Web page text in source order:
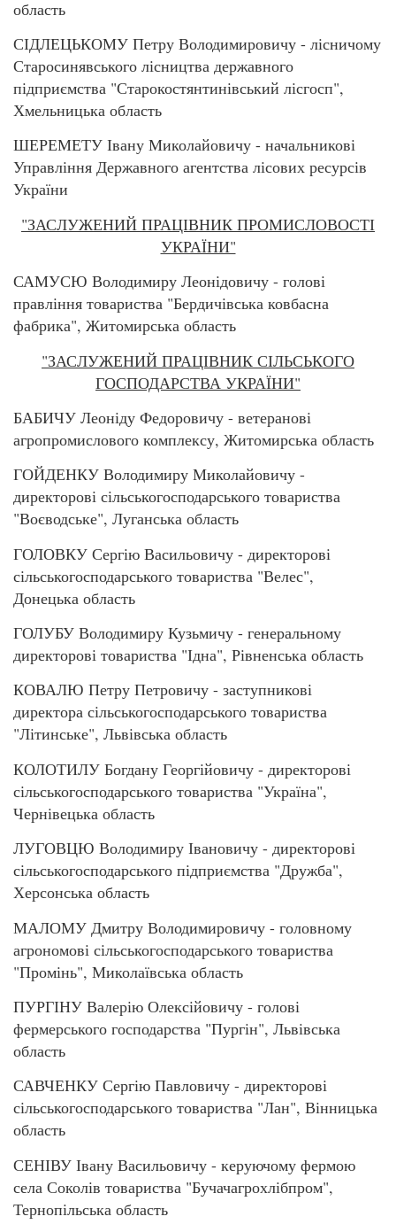
область
СІДЛЕЦЬКОМУ Петру Володимировичу - лісничому
Старосинявського лісництва державного
підприємства "Старокостянтинівський лісгосп",
Хмельницька область
ШЕРЕМЕТУ Івану Миколайовичу - начальникові
Управління Державного агентства лісових ресурсів
України
"ЗАСЛУЖЕНИЙ ПРАЦІВНИК ПРОМИСЛОВОСТІ
УКРАЇНИ"
САМУСЮ Володимиру Леонідовичу - голові
правління товариства "Бердичівська ковбасна
фабрика", Житомирська область
"ЗАСЛУЖЕНИЙ ПРАЦІВНИК СІЛЬСЬКОГО
ГОСПОДАРСТВА УКРАЇНИ"
БАБИЧУ Леоніду Федоровичу - ветеранові
агропромислового комплексу, Житомирська область
ГОЙДЕНКУ Володимиру Миколайовичу -
директорові сільськогосподарського товариства
"Воєводське", Луганська область
ГОЛОВКУ Сергію Васильовичу - директорові
сільськогосподарського товариства "Велес",
Донецька область
ГОЛУБУ Володимиру Кузьмичу - генеральному
директорові товариства "Ідна", Рівненська область
КОВАЛЮ Петру Петровичу - заступникові
директора сільськогосподарського товариства
"Літинське", Львівська область
КОЛОТИЛУ Богдану Георгійовичу - директорові
сільськогосподарського товариства "Україна",
Чернівецька область
ЛУГОВЦЮ Володимиру Івановичу - директорові
сільськогосподарського підприємства "Дружба",
Херсонська область
МАЛОМУ Дмитру Володимировичу - головному
агрономові сільськогосподарського товариства
"Промінь", Миколаївська область
ПУРГІНУ Валерію Олексійовичу - голові
фермерського господарства "Пургін", Львівська
область
САВЧЕНКУ Сергію Павловичу - директорові
сільськогосподарського товариства "Лан", Вінницька
область
СЕНІВУ Івану Васильовичу - керуючому фермою
села Соколів товариства "Бучачагрохлібпром",
Тернопільська область